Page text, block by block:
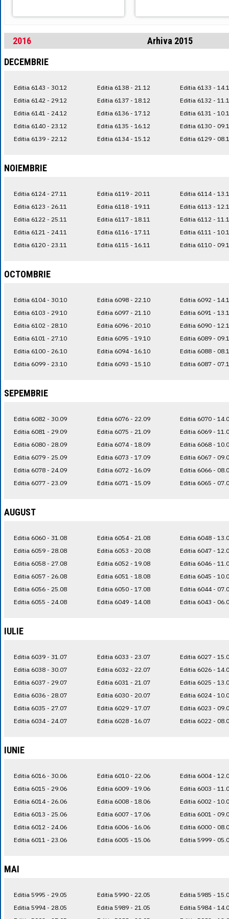
2016
Arhiva 2015
DECEMBRIE
Editia 6143 - 30.12
Editia 6142 - 29.12
Editia 6141 - 24.12
Editia 6140 - 23.12
Editia 6139 - 22.12
Editia 6138 - 21.12
Editia 6137 - 18.12
Editia 6136 - 17.12
Editia 6135 - 16.12
Editia 6134 - 15.12
Editia 6133 -
Editia 6132 -
Editia 6131 -
Editia 6130 -
Editia 6129 -
NOIEMBRIE
Editia 6124 - 27.11
Editia 6123 - 26.11
Editia 6122 - 25.11
Editia 6121 - 24.11
Editia 6120 - 23.11
Editia 6119 - 20.11
Editia 6118 - 19.11
Editia 6117 - 18.11
Editia 6116 - 17.11
Editia 6115 - 16.11
Editia 6114 -
Editia 6113 -
Editia 6112 -
Editia 6111 -
Editia 6110 -
OCTOMBRIE
Editia 6104 - 30.10
Editia 6103 - 29.10
Editia 6102 - 28.10
Editia 6101 - 27.10
Editia 6100 - 26.10
Editia 6099 - 23.10
Editia 6098 - 22.10
Editia 6097 - 21.10
Editia 6096 - 20.10
Editia 6095 - 19.10
Editia 6094 - 16.10
Editia 6093 - 15.10
Editia 6092 -
Editia 6091 -
Editia 6090 -
Editia 6089 -
Editia 6088 -
Editia 6087 -
SEPEMBRIE
Editia 6082 - 30.09
Editia 6081 - 29.09
Editia 6080 - 28.09
Editia 6079 - 25.09
Editia 6078 - 24.09
Editia 6077 - 23.09
Editia 6076 - 22.09
Editia 6075 - 21.09
Editia 6074 - 18.09
Editia 6073 - 17.09
Editia 6072 - 16.09
Editia 6071 - 15.09
Editia 6070 -
Editia 6069 -
Editia 6068 -
Editia 6067 -
Editia 6066 -
Editia 6065 -
AUGUST
Editia 6060 - 31.08
Editia 6059 - 28.08
Editia 6058 - 27.08
Editia 6057 - 26.08
Editia 6056 - 25.08
Editia 6055 - 24.08
Editia 6054 - 21.08
Editia 6053 - 20.08
Editia 6052 - 19.08
Editia 6051 - 18.08
Editia 6050 - 17.08
Editia 6049 - 14.08
Editia 6048 -
Editia 6047 -
Editia 6046 -
Editia 6045 -
Editia 6044 -
Editia 6043 -
IULIE
Editia 6039 - 31.07
Editia 6038 - 30.07
Editia 6037 - 29.07
Editia 6036 - 28.07
Editia 6035 - 27.07
Editia 6034 - 24.07
Editia 6033 - 23.07
Editia 6032 - 22.07
Editia 6031 - 21.07
Editia 6030 - 20.07
Editia 6029 - 17.07
Editia 6028 - 16.07
Editia 6027 -
Editia 6026 -
Editia 6025 -
Editia 6024 -
Editia 6023 -
Editia 6022 -
IUNIE
Editia 6016 - 30.06
Editia 6015 - 29.06
Editia 6014 - 26.06
Editia 6013 - 25.06
Editia 6012 - 24.06
Editia 6011 - 23.06
Editia 6010 - 22.06
Editia 6009 - 19.06
Editia 6008 - 18.06
Editia 6007 - 17.06
Editia 6006 - 16.06
Editia 6005 - 15.06
Editia 6004 -
Editia 6003 -
Editia 6002 -
Editia 6001 -
Editia 6000 -
Editia 5999 -
MAI
Editia 5995 - 29.05
Editia 5994 - 28.05
Editia 5990 - 22.05
Editia 5989 - 21.05
Editia 5985 -
Editia 5984 -